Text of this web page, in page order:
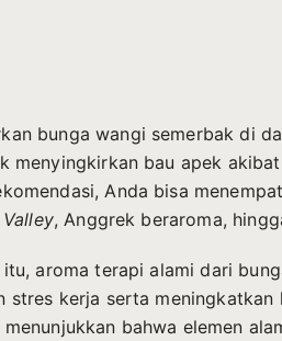
bunga wangi semerbak di
menyingkirkan bau apek
Anda bisa
, Anggrek beraroma,
itu, aroma terapi alami dari
stres kerja serta
bahwa elemen